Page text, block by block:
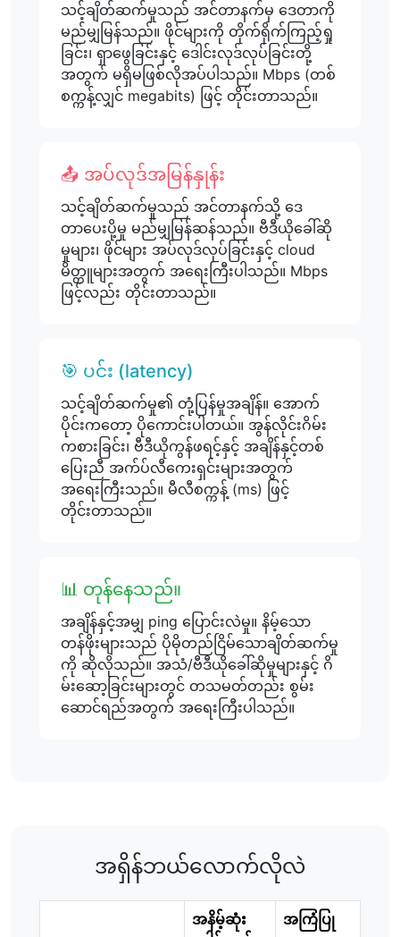
သင့်ချိတ်ဆက်မှုသည် အင်တာနက်မှ ဒေတာကို
မည်မျှမြန်သည်။ ဖိုင်များကို တိုက်ရိုက်ကြည့်ရှု
ခြင်း၊ ရှာဖွေခြင်းနှင့် ဒေါင်းလုဒ်လုပ်ခြင်းတို့
အတွက် မရှိမဖြစ်လိုအပ်ပါသည်။ Mbps (တစ်
စက္ကန့်လျှင် megabits) ဖြင့် တိုင်းတာသည်။
📤 အပ်လုဒ်အမြန်နှုန်း
သင့်ချိတ်ဆက်မှုသည် အင်တာနက်သို့ ဒေ
တာပေးပို့မှု မည်မျှမြန်ဆန်သည်။ ဗီဒီယိုခေါ်ဆို
မှုများ၊ ဖိုင်များ အပ်လုဒ်လုပ်ခြင်းနှင့် cloud
မိတ္တူများအတွက် အရေးကြီးပါသည်။ Mbps
ဖြင့်လည်း တိုင်းတာသည်။
🎯 ပင်း (latency)
သင့်ချိတ်ဆက်မှု၏ တုံ့ပြန်မှုအချိန်။ အောက်
ပိုင်းကတော့ ပိုကောင်းပါတယ်။ အွန်လိုင်းဂိမ်း
ကစားခြင်း၊ ဗီဒီယိုကွန်ဖရင့်နှင့် အချိန်နှင့်တစ်
ပြေးညီ အက်ပ်လီကေးရှင်းများအတွက်
အရေးကြီးသည်။ မီလီစက္ကန့် (ms) ဖြင့်
တိုင်းတာသည်။
📊 တုန်နေသည်။
အချိန်နှင့်အမျှ ping ပြောင်းလဲမှု။ နိမ့်သော
တန်ဖိုးများသည် ပိုမိုတည်ငြိမ်သောချိတ်ဆက်မှု
ကို ဆိုလိုသည်။ အသံ/ဗီဒီယိုခေါ်ဆိုမှုများနှင့် ဂိ
မ်းဆော့ခြင်းများတွင် တသမတ်တည်း စွမ်း
ဆောင်ရည်အတွက် အရေးကြီးပါသည်။
အရှိန်ဘယ်လောက်လိုလဲ
အနိမ့်ဆုံး
အကြံပြု